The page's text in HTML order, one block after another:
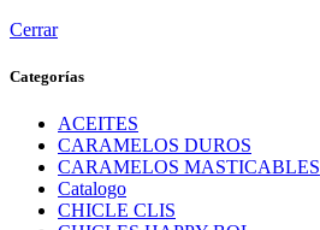
Cerrar
Categorías
ACEITES
CARAMELOS DUROS
CARAMELOS MASTICABLES
Catalogo
CHICLE CLIS